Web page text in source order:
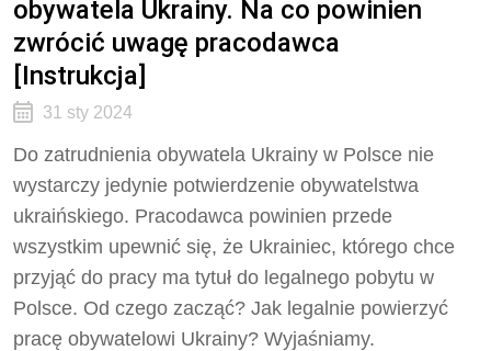
obywatela Ukrainy. Na co powinien
zwrócić uwagę pracodawca
[Instrukcja]
31 sty 2024
Do zatrudnienia obywatela Ukrainy w Polsce nie
wystarczy jedynie potwierdzenie obywatelstwa
ukraińskiego. Pracodawca powinien przede
wszystkim upewnić się, że Ukrainiec, którego chce
przyjąć do pracy ma tytuł do legalnego pobytu w
Polsce. Od czego zacząć? Jak legalnie powierzyć
pracę obywatelowi Ukrainy? Wyjaśniamy.